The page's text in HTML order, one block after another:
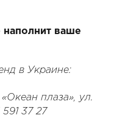
наполнит ваше
в Украине:
плаза», ул.
37 27